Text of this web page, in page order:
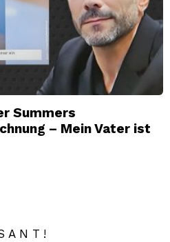
Summers
– Mein Vater ist